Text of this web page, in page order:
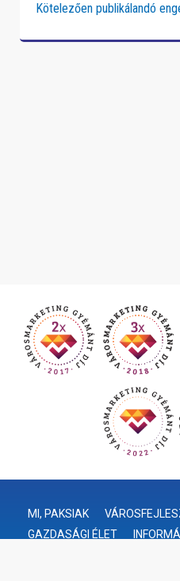
Kötelezően publikálandó
MI, PAKSIAK
GAZDASÁGI ÉLET